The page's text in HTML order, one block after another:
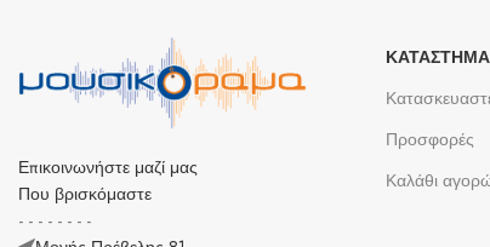
Επικοινωνήστε μαζί μας
Που βρισκόμαστε
- - - - - - - -
ΚΑΤΆΣΤΗΜΑ
Προσφορές
Καλάθι